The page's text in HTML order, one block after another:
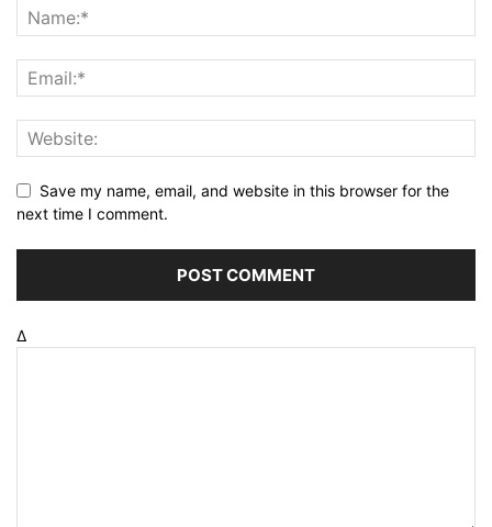
Save my name, email, and website in this browser for the
next time I comment.
Δ